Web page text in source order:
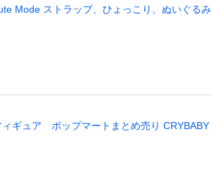
Mode ストラップ、ひょっこり、ぬいぐるみ
ギュア ポップマートまとめ売り CRYBABY